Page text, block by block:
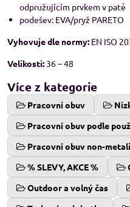
odpružujícím prvkem v patě
podešev: EVA/pryž PARETO
Vyhovuje dle normy: EN ISO
Velikosti: 36 – 48
Více z kategorie
Pracovní obuv
Pracovní obuv podle
Pracovní obuv non-
% SLEVY, AKCE %
Outdoor a volný čas